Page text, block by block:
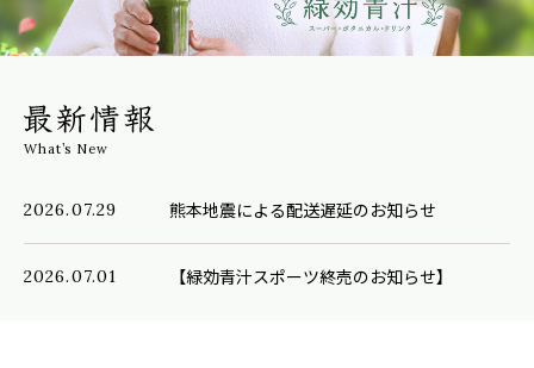
What’s New
2026.07.29 熊本地震による配送遅延のお知らせ
2026.07.01 【緑効青汁スポーツ終売のお知らせ】